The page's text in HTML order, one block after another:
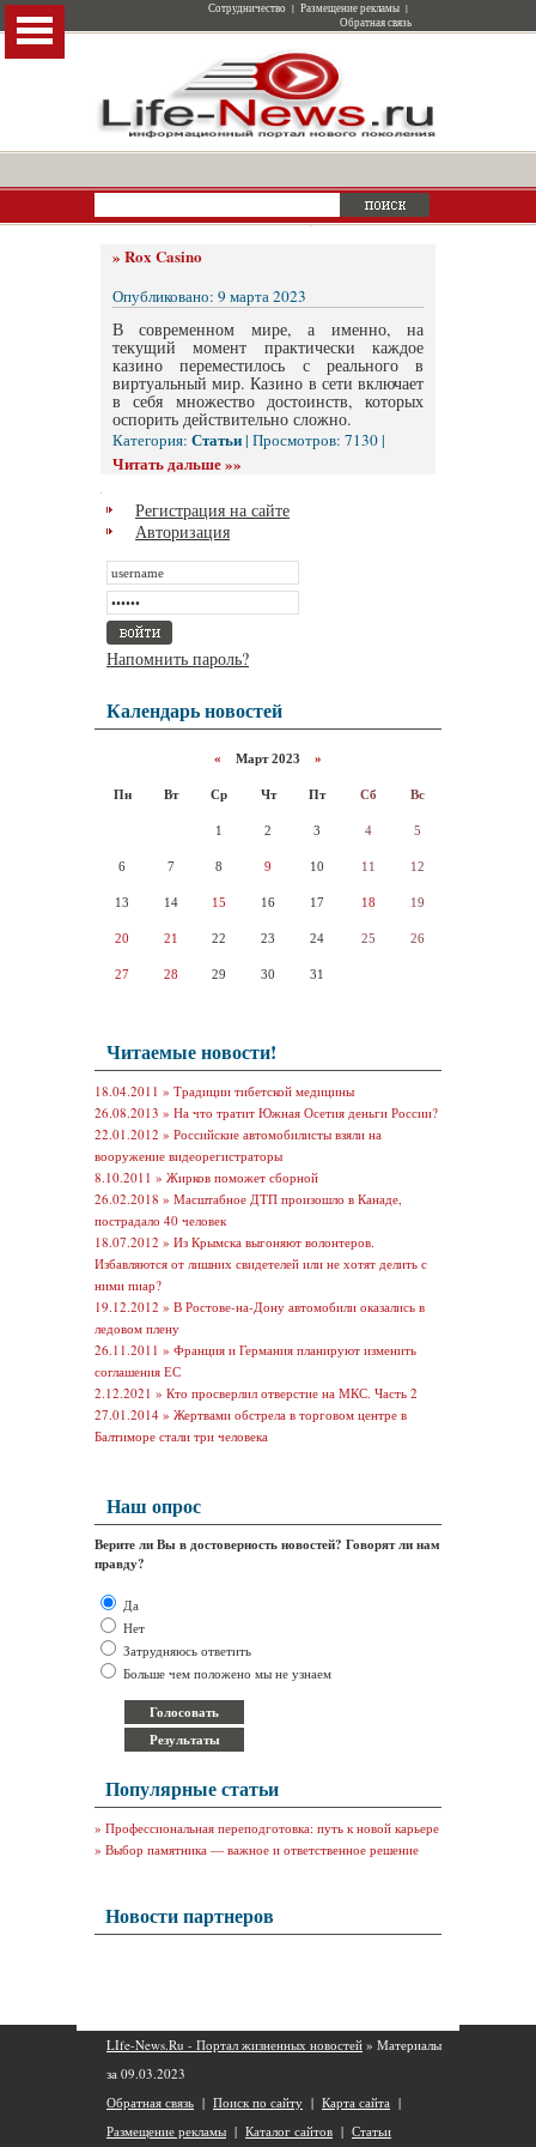
Сотрудничество | Размещение рекламы |
Обратная связь
» Rox Casino
Опубликовано: 9 марта 2023
В современном мире, а именно, на
текущий момент практически каждое
казино переместилось с реального в
виртуальный мир. Казино в сети включает
в себя множество достоинств, которых
оспорить действительно сложно.
Категория: Статьи| Просмотров: 7130 |
Читать дальше »»
Регистрация на сайте
Авторизация
Напомнить пароль?
Календарь новостей
« Март 2023 »
Пн Вт Ср Чт Пт Сб Вс
1 2 3 4 5
6 7 8 9 10 11 12
13 14 15 16 17 18 19
20 21 22 23 24 25 26
27 28 29 30 31
Читаемые новости!
18.04.2011 » Традиции тибетской медицины
26.08.2013 » На что тратит Южная Осетия деньги России?
22.01.2012 » Российские автомобилисты взяли на
вооружение видеорегистраторы
8.10.2011 » Жирков поможет сборной
26.02.2018 » Масштабное ДТП произошло в Канаде,
пострадало 40 человек
18.07.2012 » Из Крымска выгоняют волонтеров.
Избавляются от лишних свидетелей или не хотят делить с
ними пиар?
19.12.2012 » В Ростове-на-Дону автомобили оказались в
ледовом плену
26.11.2011 » Франция и Германия планируют изменить
соглашения ЕС
2.12.2021 » Кто просверлил отверстие на МКС. Часть 2
27.01.2014 » Жертвами обстрела в торговом центре в
Балтиморе стали три человека
Наш опрос
Верите ли Вы в достоверность новостей? Говорят ли нам
правду?
Да
Нет
Затрудняюсь ответить
Больше чем положено мы не узнаем
Популярные статьи
» Профессиональная переподготовка: путь к новой карьере
» Выбор памятника — важное и ответственное решение
Новости партнеров
LIfe-News.Ru - Портал жизненных новостей » Материалы
за 09.03.2023
Обратная связь | Поиск по сайту | Карта сайта |
Размещение рекламы | Каталог сайтов | Статьи